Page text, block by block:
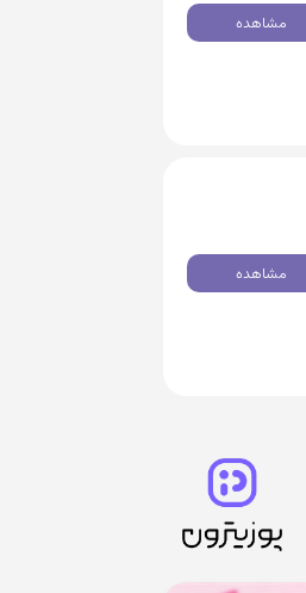
مشاهده
مشاهده